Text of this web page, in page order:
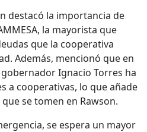
destacó la importancia de
la mayorista que
que la cooperativa
Además, mencionó que en
Ignacio Torres ha
a cooperativas, lo que añade
se tomen en Rawson.
se espera un mayor